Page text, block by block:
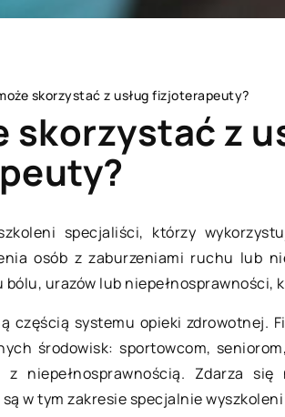
skorzystać z usług fizjoterapeuty?
skorzystać z
specjaliści, którzy
osób z zaburzeniami ruchu lub
bólu, urazów lub niepełnosprawności,
częścią systemu opieki zdrowotnej.
środowisk: sportowcom,
z niepełnosprawnością. Zdarza
są w tym zakresie specjalnie